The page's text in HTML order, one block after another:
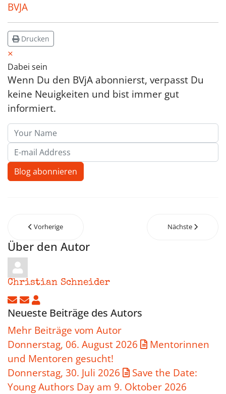
BVJA
Drucken
×
Dabei sein
Wenn Du den BVjA abonnierst, verpasst Du
keine Neuigkeiten und bist immer gut
informiert.
Your Name
E-mail Address
Blog abonnieren
Vorherige Nächste
Über den Autor
Christian Schneider
Updates abonnieren
Abo von Updates dieses Autors beenden
Christian Schneider
Neueste Beiträge des Autors
Mehr Beiträge vom Autor
Donnerstag, 06. August 2026
Mentorinnen
und Mentoren gesucht!
Donnerstag, 30. Juli 2026
Save the Date:
Young Authors Day am 9. Oktober 2026